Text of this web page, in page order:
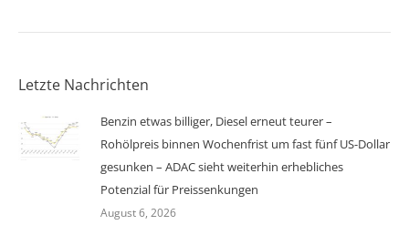
Letzte Nachrichten
Benzin etwas billiger, Diesel erneut teurer –
Rohölpreis binnen Wochenfrist um fast fünf US-Dollar
gesunken – ADAC sieht weiterhin erhebliches
Potenzial für Preissenkungen
August 6, 2026